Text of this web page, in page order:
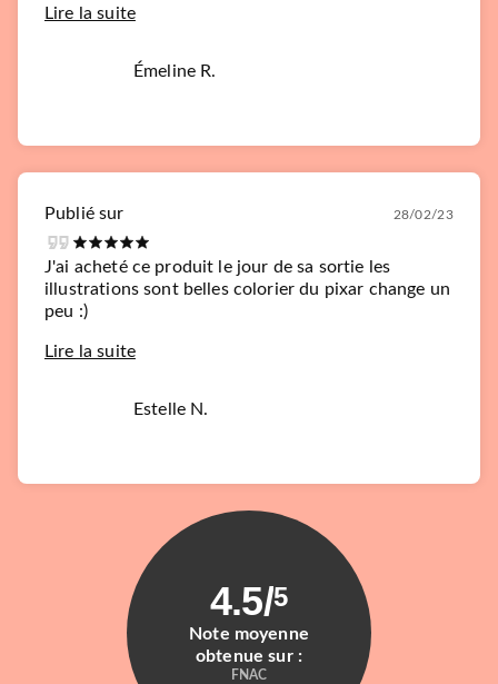
Lire la suite
Émeline R.
Publié sur 28/02/23
J'ai acheté ce produit le jour de sa sortie les
illustrations sont belles colorier du pixar change un
peu :)
Lire la suite
Estelle N.
4.5/5
Note moyenne
obtenue sur :
FNAC